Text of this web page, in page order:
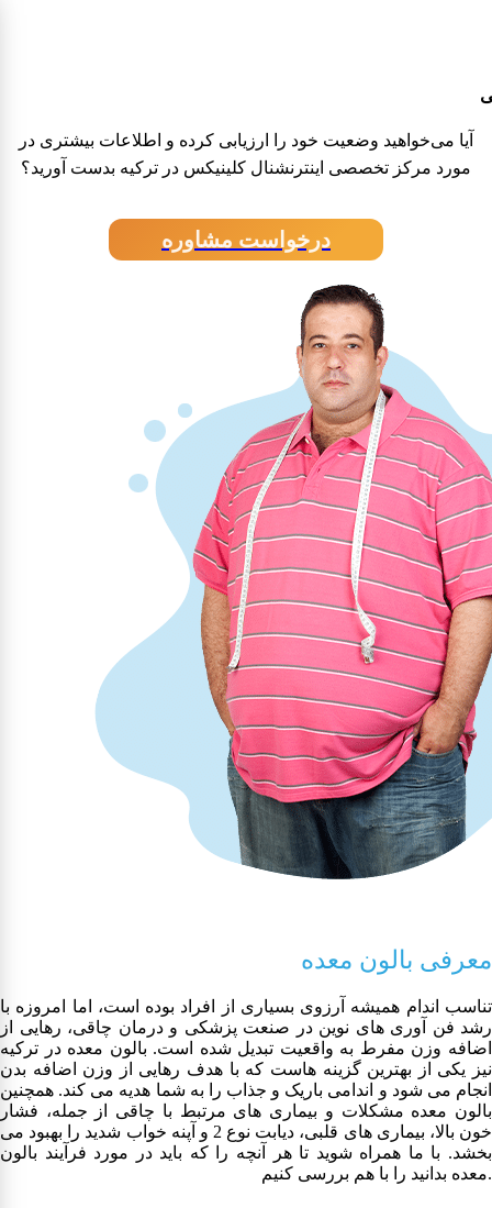
آیا می‌خواهید وضعیت خود را ارزیابی کرده و اطلاعات بیشتری در
مورد مرکز تخصصی اینترنشنال کلینیکس در ترکیه بدست آورید؟
درخواست مشاوره
معرفی بالون معده
تناسب اندام همیشه آرزوی بسیاری از افراد بوده است، اما امروزه با
رشد فن آوری های نوین در صنعت پزشکی و درمان چاقی، رهایی از
اضافه وزن مفرط به واقعیت تبدیل شده است. بالون معده در ترکیه
نیز یکی از بهترین گزینه هاست که با هدف رهایی از وزن اضافه بدن
انجام می شود و اندامی باریک و جذاب را به شما هدیه می کند. همچنین
بالون معده مشکلات و بیماری های مرتبط با چاقی از جمله، فشار
خون بالا، بیماری های قلبی، دیابت نوع 2 و آپنه خواب شدید را بهبود می
بخشد. با ما همراه شوید تا هر آنچه را که باید در مورد فرآیند بالون
معده بدانید را با هم بررسی کنیم.